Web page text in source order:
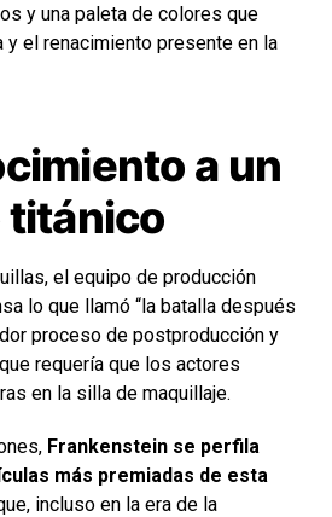
y una paleta de colores que
y el renacimiento presente en la
a un
el equipo de producción
lo que llamó “la batalla después
proceso de postproducción y
requería que los actores
en la silla de maquillaje.
Frankenstein se perfila
más premiadas de esta
incluso en la era de la